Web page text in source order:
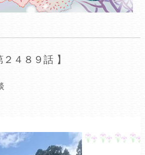
４８９話 】